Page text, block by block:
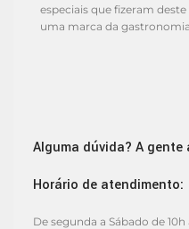
especiais que fizeram
uma marca da
Alguma dúvida? A gente
Horário de atendimento:
De segunda a Sábado de 10h